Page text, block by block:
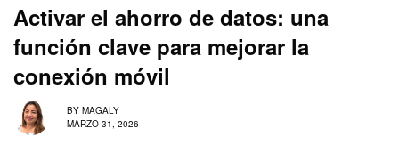
Activar el ahorro de datos: una
función clave para mejorar la
conexión móvil
BY MAGALY
MARZO 31, 2026